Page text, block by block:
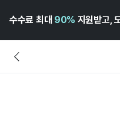
수수료 최대 90% 지원받고,